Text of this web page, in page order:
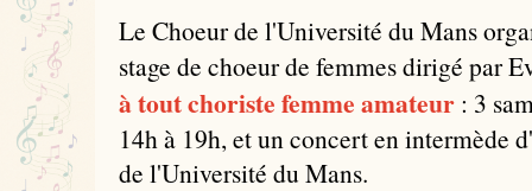
Le Choeur de l'Université du Mans
stage de choeur de femmes dirigé par
à tout choriste femme amateur : 3
14h à 19h, et un concert en intermède
de l'Université du Mans.